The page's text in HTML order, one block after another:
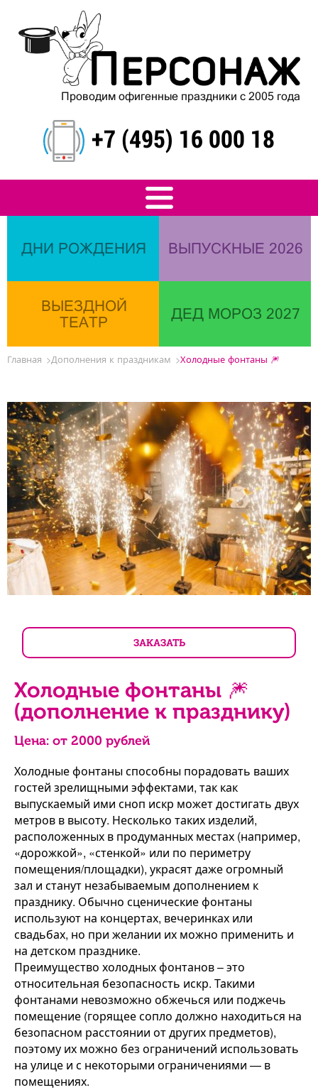
Проводим офигенные праздники с 2005 года
+7 (495) 16 000 18
ДНИ РОЖДЕНИЯ ВЫПУСКНЫЕ 2026
ВЫЕЗДНОЙ
ТЕАТР
ДЕД МОРОЗ 2027
Главная Дополнения к праздникам Холодные фонтаны 🎆
ЗАКАЗАТЬ
Холодные фонтаны 🎆
(дополнение к празднику)
Цена: от 2000 рублей
Холодные фонтаны способны порадовать ваших
гостей зрелищными эффектами, так как
выпускаемый ими сноп искр может достигать двух
метров в высоту. Несколько таких изделий,
расположенных в продуманных местах (например,
«дорожкой», «стенкой» или по периметру
помещения/площадки), украсят даже огромный
зал и станут незабываемым дополнением к
празднику. Обычно сценические фонтаны
используют на концертах, вечеринках или
свадьбах, но при желании их можно применить и
на детском празднике.
Преимущество холодных фонтанов – это
относительная безопасность искр. Такими
фонтанами невозможно обжечься или поджечь
помещение (горящее сопло должно находиться на
безопасном расстоянии от других предметов),
поэтому их можно без ограничений использовать
на улице и с некоторыми ограничениями — в
помещениях.